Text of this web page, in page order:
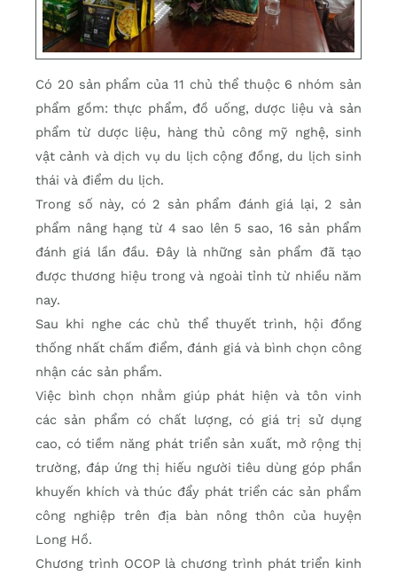
Có 20 sản phẩm của 11 chủ thể thuộc 6 nhóm sản
phẩm gồm: thực phẩm, đồ uống, dược liệu và sản
phẩm từ dược liệu, hàng thủ công mỹ nghệ, sinh
vật cảnh và dịch vụ du lịch cộng đồng, du lịch sinh
thái và điểm du lịch.
Trong số này, có 2 sản phẩm đánh giá lại, 2 sản
phẩm nâng hạng từ 4 sao lên 5 sao, 16 sản phẩm
đánh giá lần đầu. Đây là những sản phẩm đã tạo
được thương hiệu trong và ngoài tỉnh từ nhiều năm
nay.
Sau khi nghe các chủ thể thuyết trình, hội đồng
thống nhất chấm điểm, đánh giá và bình chọn công
nhận các sản phẩm.
Việc bình chọn nhằm giúp phát hiện và tôn vinh
các sản phẩm có chất lượng, có giá trị sử dụng
cao, có tiềm năng phát triển sản xuất, mở rộng thị
trường, đáp ứng thị hiếu người tiêu dùng góp phần
khuyến khích và thúc đẩy phát triển các sản phẩm
công nghiệp trên địa bàn nông thôn của huyện
Long Hồ.
Chương trình OCOP là chương trình phát triển kinh